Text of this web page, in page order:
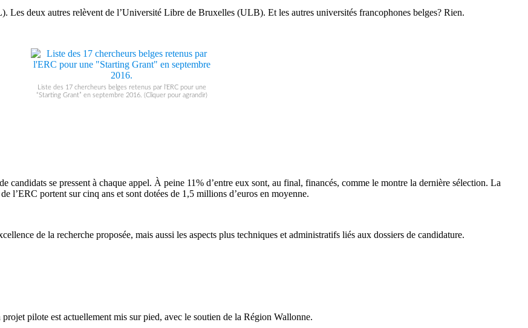
deux autres relèvent de l’Université Libre de Bruxelles (ULB). Et les autres universités francophones belges? Rien.
Liste des 17 chercheurs belges retenus par l’ERC pour une
“Starting Grant” en septembre 2016. (Cliquer pour agrandir)
candidats se pressent à chaque appel. À peine 11% d’entre eux sont, au final, financés, comme le montre la dernière sélection. La
l’ERC portent sur cinq ans et sont dotées de 1,5 millions d’euros en moyenne.
de la recherche proposée, mais aussi les aspects plus techniques et administratifs liés aux dossiers de candidature.
pilote est actuellement mis sur pied, avec le soutien de la Région Wallonne.